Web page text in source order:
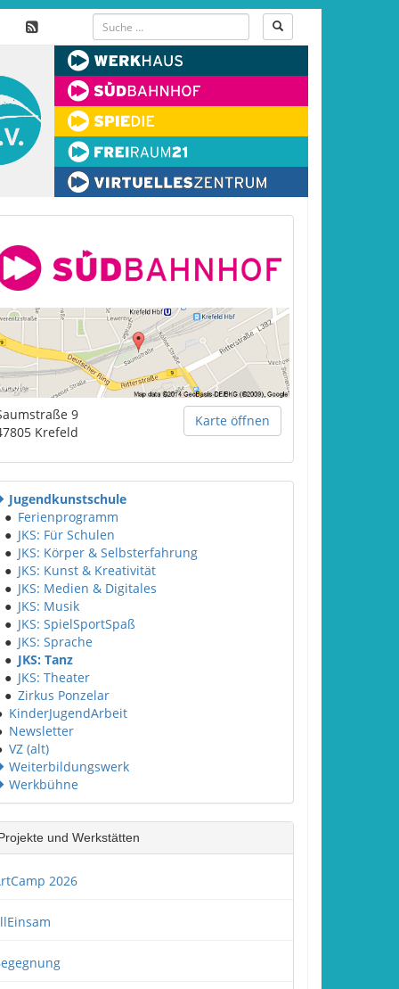
Karte öffnen
9
Krefeld
Jugendkunstschule
● Ferienprogramm
● JKS: Für Schulen
● JKS: Körper & Selbsterfahrung
● JKS: Kunst & Kreativität
● JKS: Medien & Digitales
● JKS: Musik
● JKS: SpielSportSpaß
● JKS: Sprache
● JKS: Tanz
● JKS: Theater
● Zirkus Ponzelar
KinderJugendArbeit
Newsletter
VZ (alt)
Weiterbildungswerk
Werkbühne
und Werkstätten
2026